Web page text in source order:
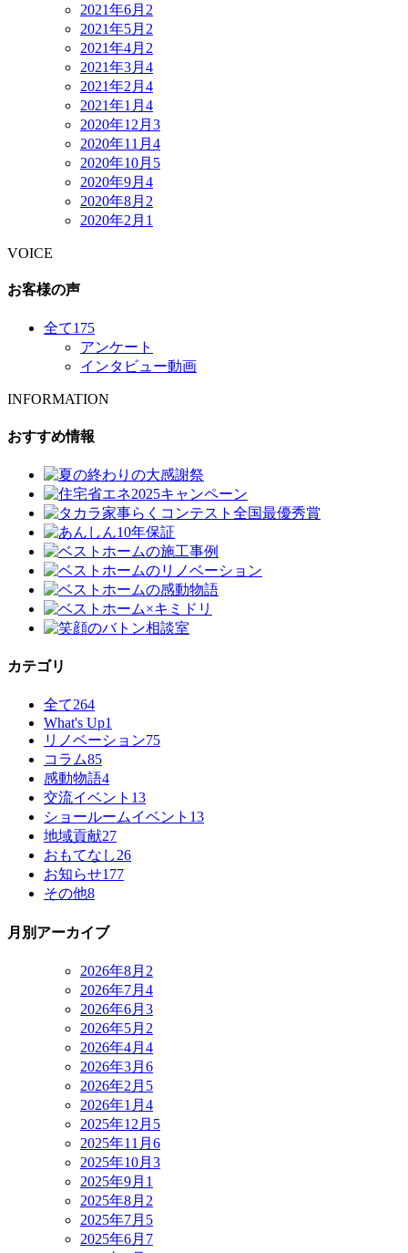
2021年6月 2
2021年5月 2
2021年4月 2
2021年3月 4
2021年2月 4
2021年1月 4
2020年12月 3
2020年11月 4
2020年10月 5
2020年9月 4
2020年8月 2
2020年2月 1
VOICE
お客様の声
全て175
アンケート
インタビュー動画
INFORMATION
おすすめ情報
カテゴリ
全て264
What's Up1
リノベーション75
コラム85
感動物語4
交流イベント 13
ショールームイベント 13
地域貢献27
おもてなし26
お知らせ177
その他8
月別アーカイブ
2026年8月 2
2026年7月 4
2026年6月 3
2026年5月 2
2026年4月 4
2026年3月 6
2026年2月 5
2026年1月 4
2025年12月 5
2025年11月 6
2025年10月 3
2025年9月 1
2025年8月 2
2025年7月 5
2025年6月 7